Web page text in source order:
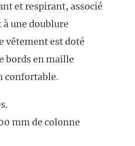
et respirant, associé
une doublure
vêtement est doté
bords en maille
confortable.
mm de colonne